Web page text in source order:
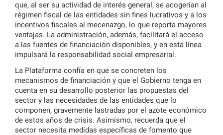
que, al ser su actividad de interés general, se acogerían al
régimen fiscal de las entidades sin fines lucrativos y a los
incentivos fiscales al mecenazgo, lo que reporta mayores
ventajas. La administración, además, facilitará el acceso
a las fuentes de financiación disponibles, y en esta línea
impulsará la responsabilidad social empresarial.
La Plataforma confía en que se concreten los
mecanismos de financiación y que el Gobierno tenga en
cuenta en su desarrollo posterior las propuestas del
sector y las necesidades de las entidades que lo
componen, gravemente lastradas por el azote económico
de estos años de crisis. Asimismo, recuerda que el
sector necesita medidas específicas de fomento que